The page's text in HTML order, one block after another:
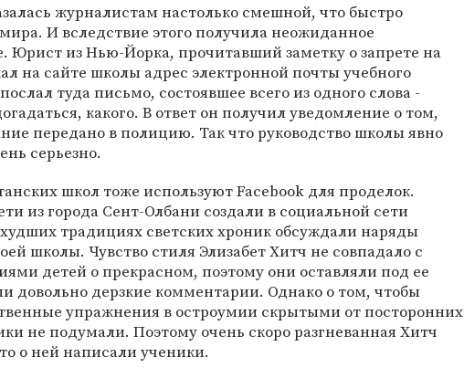
журналистам настолько смешной, что быстро
И вследствие этого получила неожиданное
Юрист из Нью-Йорка, прочитавший заметку о запрете на
на сайте школы адрес электронной почты учебного
туда письмо, состоявшее всего из одного слова -
какого. В ответ он получил уведомление о том,
передано в полицию. Так что руководство школы явно
серьезно.
школ тоже используют Facebook для проделок.
из города Сент-Олбани создали в социальной сети
худших традициях светских хроник обсуждали наряды
школы. Чувство стиля Элизабет Хитч не совпадало с
детей о прекрасном, поэтому они оставляли под ее
довольно дерзкие комментарии. Однако о том, чтобы
упражнения в остроумии скрытыми от посторонних
не подумали. Поэтому очень скоро разгневанная Хитч
о ней написали ученики.